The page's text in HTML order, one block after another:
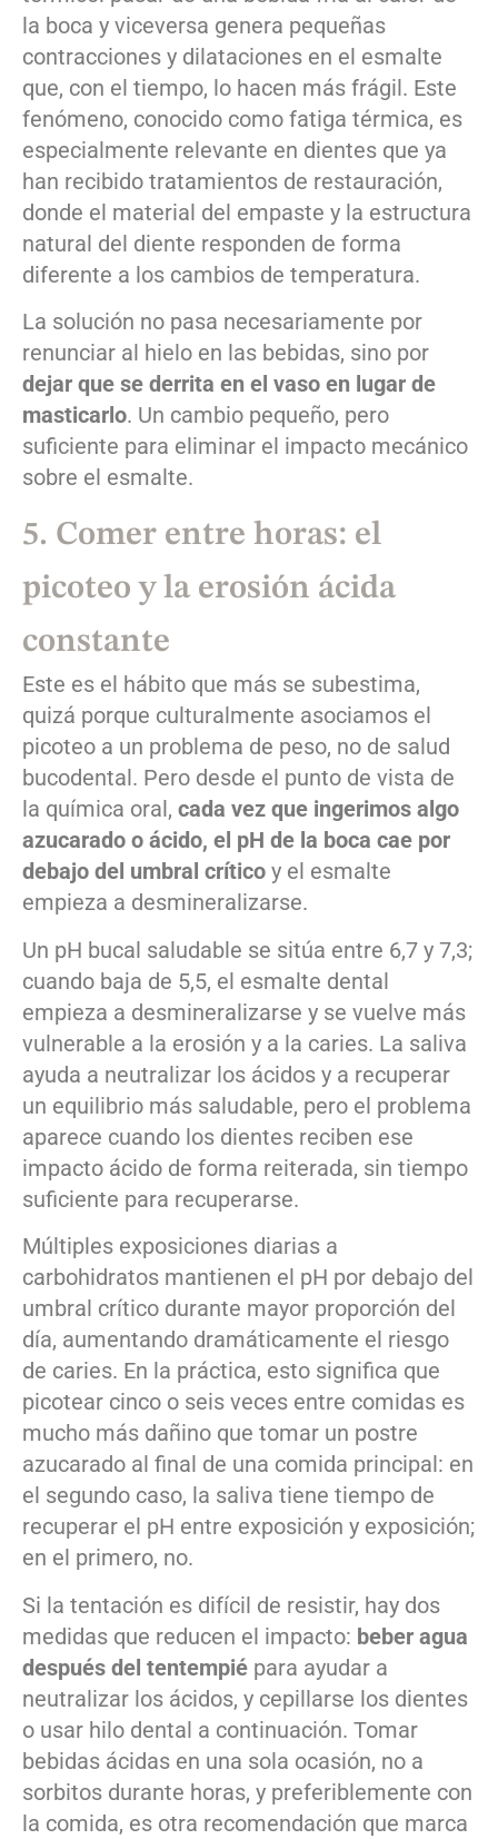
la boca y viceversa genera pequeñas
contracciones y dilataciones en el esmalte
que, con el tiempo, lo hacen más frágil. Este
fenómeno, conocido como fatiga térmica, es
especialmente relevante en dientes que ya
han recibido tratamientos de restauración,
donde el material del empaste y la estructura
natural del diente responden de forma
diferente a los cambios de temperatura.
La solución no pasa necesariamente por
renunciar al hielo en las bebidas, sino por
dejar que se derrita en el vaso en lugar de
masticarlo. Un cambio pequeño, pero
suficiente para eliminar el impacto mecánico
sobre el esmalte.
5. Comer entre horas: el
picoteo y la erosión ácida
constante
Este es el hábito que más se subestima,
quizá porque culturalmente asociamos el
picoteo a un problema de peso, no de salud
bucodental. Pero desde el punto de vista de
la química oral, cada vez que ingerimos algo
azucarado o ácido, el pH de la boca cae por
debajo del umbral crítico y el esmalte
empieza a desmineralizarse.
Un pH bucal saludable se sitúa entre 6,7 y 7,3;
cuando baja de 5,5, el esmalte dental
empieza a desmineralizarse y se vuelve más
vulnerable a la erosión y a la caries. La saliva
ayuda a neutralizar los ácidos y a recuperar
un equilibrio más saludable, pero el problema
aparece cuando los dientes reciben ese
impacto ácido de forma reiterada, sin tiempo
suficiente para recuperarse.
Múltiples exposiciones diarias a
carbohidratos mantienen el pH por debajo del
umbral crítico durante mayor proporción del
día, aumentando dramáticamente el riesgo
de caries. En la práctica, esto significa que
picotear cinco o seis veces entre comidas es
mucho más dañino que tomar un postre
azucarado al final de una comida principal: en
el segundo caso, la saliva tiene tiempo de
recuperar el pH entre exposición y exposición;
en el primero, no.
Si la tentación es difícil de resistir, hay dos
medidas que reducen el impacto: beber agua
después del tentempié para ayudar a
neutralizar los ácidos, y cepillarse los dientes
o usar hilo dental a continuación. Tomar
bebidas ácidas en una sola ocasión, no a
sorbitos durante horas, y preferiblemente con
la comida, es otra recomendación que marca